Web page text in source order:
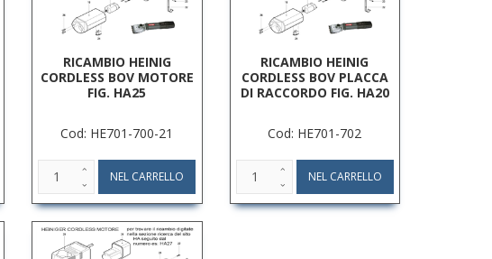
RICAMBIO HEINIG
CORDLESS BOV MOTORE
FIG. HA25
Cod: HE701-700-21
RICAMBIO HEINIG
CORDLESS BOV PLACCA
DI RACCORDO FIG. HA20
Cod: HE701-702